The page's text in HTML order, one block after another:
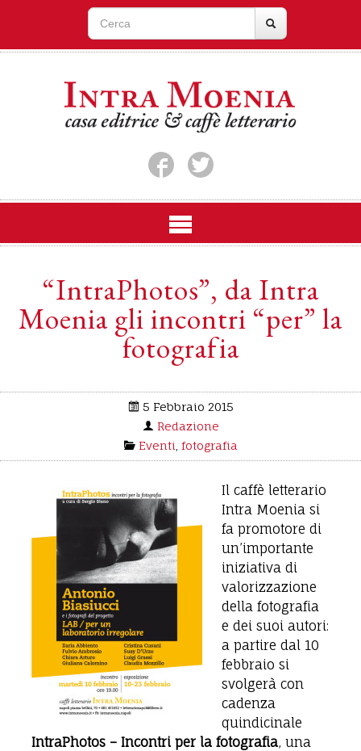
“IntraPhotos”, da Intra
Moenia gli incontri “per” la
fotografia
5 Febbraio 2015
Redazione
Eventi fotografia
Il caffè letterario
Intra Moenia si
fa promotore di
un’importante
iniziativa di
valorizzazione
della fotografia
e dei suoi autori:
a partire dal 10
febbraio si
svolgerà con
cadenza
quindicinale
IntraPhotos – Incontri per la fotografia, una